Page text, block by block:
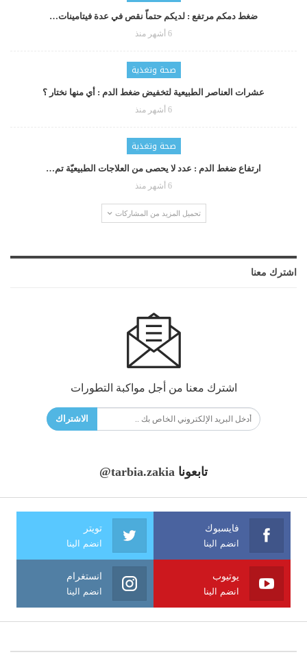
ضغط دمكم مرتفع : لديكم حتماّ نقص في عدة فيتامينات…
6 أشهر منذ
صحة وتغذية
عشرات العناصر الطبيعية لتخفيض ضغط الدم : أي منها نختار ؟
6 أشهر منذ
صحة وتغذية
ارتفاع ضغط الدم : عدد لا يحصى من العلاجات الطبيعيّة تم…
6 أشهر منذ
تحميل المزيد من المشاركات
اشترك معنا
اشترك معنا من أجل مواكبة التطورات
الاشتراك
تابعونا @tarbia.zakia
فايسبوك
انضم الينا
تويتر
انضم الينا
يوتيوب
انضم الينا
انستغرام
انضم الينا